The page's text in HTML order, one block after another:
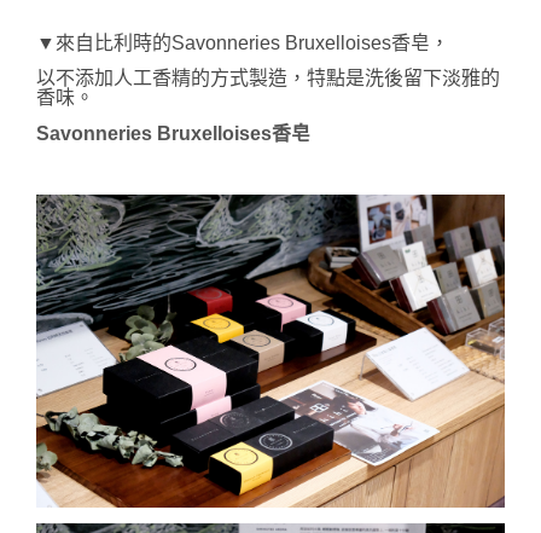
▼來自比利時的Savonneries Bruxelloises香皂，
以不添加人工香精的方式製造，特點是洗後留下淡雅的
香味。
Savonneries Bruxelloises香皂